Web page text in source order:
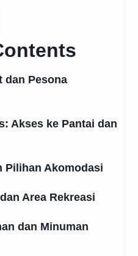
dan Pesona
Akses ke Pantai dan
Pilihan Akomodasi
Area Rekreasi
dan Minuman